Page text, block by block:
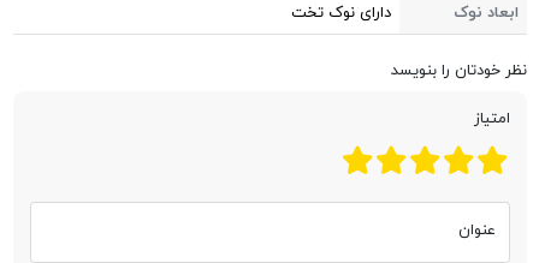
ابعاد نوک
دارای نوک تخت
نظر خودتان را بنویسد
امتیاز
عنوان